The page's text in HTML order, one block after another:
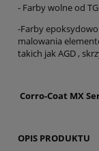
- Farby wolne od
-Farby
malowania
takich jak AGD ,
Corro-Coat MX
OPIS PRODUKTU